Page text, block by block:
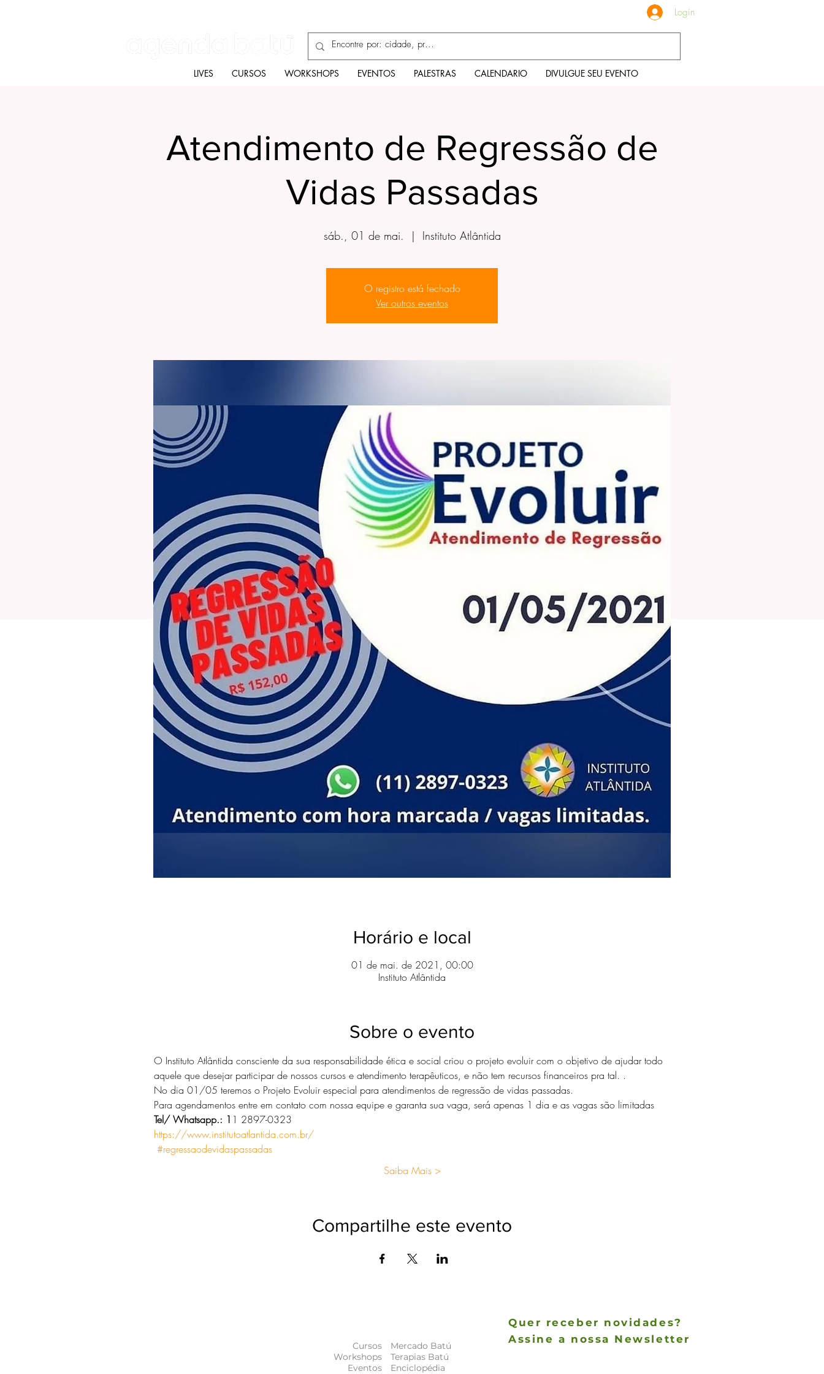
Login
LIVES CURSOS WORKSHOPS EVENTOS PALESTRAS CALENDARIO DIVULGUE SEU EVENTO
Atendimento de Regressão de
Vidas Passadas
sáb., 01 de mai.
  |
Instituto Atlântida
O registro está fechado
Ver outros eventos
Horário e local
01 de mai. de 2021, 00:00
Instituto Atlântida
Sobre o evento
O Instituto Atlântida consciente da sua responsabilidade ética e social criou o projeto evoluir com o objetivo de ajudar todo
aquele que desejar participar de nossos cursos e atendimento terapêuticos, e não tem recursos financeiros pra tal. .
No dia 01/05 teremos o Projeto Evoluir especial para atendimentos de regressão de vidas passadas.
Para agendamentos entre em contato com nossa equipe e garanta sua vaga, será apenas 1 dia e as vagas são limitadas
Tel/ Whatsapp.: 1 1 2897-0323
https://www.institutoatlantida.com.br/
#regressaodevidaspassadas
Saiba Mais >
Compartilhe este evento
Cursos
Workshops
Eventos
Mercado Batú
Terapias Batú
Enciclopédia
Quer receber novidades?
Assine a nossa Newsletter